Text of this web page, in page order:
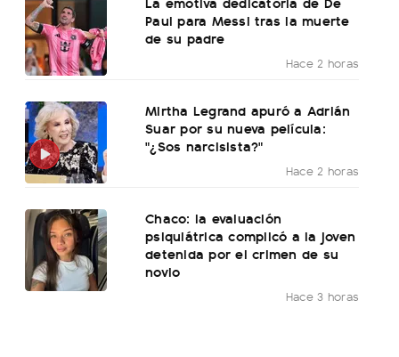
Paul para Messi tras la muerte
de su padre
Hace 2 horas
Mirtha Legrand apuró a Adrián
Suar por su nueva película:
"¿Sos narcisista?"
Hace 2 horas
Chaco: la evaluación
psiquiátrica complicó a la joven
detenida por el crimen de su
novio
Hace 3 horas